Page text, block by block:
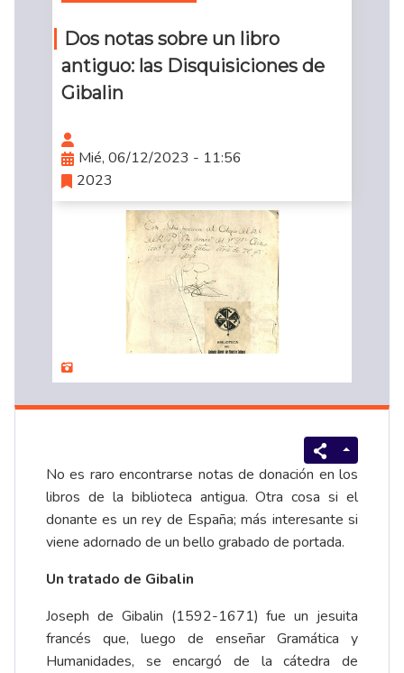
Dos notas sobre un libro
antiguo: las Disquisiciones de
Gibalin
Mié, 06/12/2023 - 11:56
2023
No es raro encontrarse notas de donación en los
libros de la biblioteca antigua. Otra cosa si el
donante es un rey de España; más interesante si
viene adornado de un bello grabado de portada.
Un tratado de Gibalin
Joseph de Gibalin (1592-1671) fue un jesuita
francés que, luego de enseñar Gramática y
Humanidades, se encargó de la cátedra de